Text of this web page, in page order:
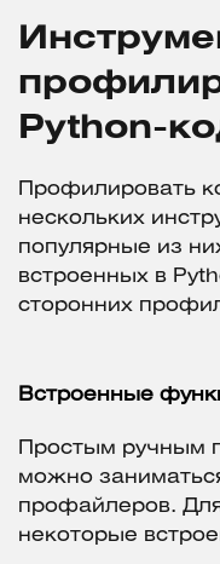
Python-
Профилировать
нескольких
популярные из
встроенных в
сторонних
Встроенные
Простым ручным
можно
профайлеров. Для
некоторые